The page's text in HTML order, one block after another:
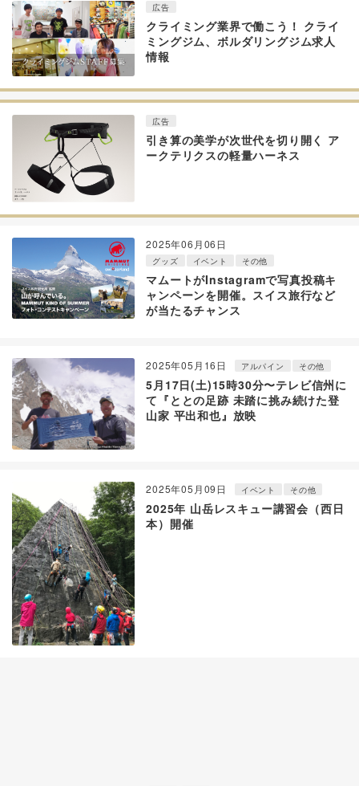
広告
クライミング業界で働こう！ クライ
ミングジム、ボルダリングジム求人
情報
広告
引き算の美学が次世代を切り開く ア
ークテリクスの軽量ハーネス
2025年06月06日
グッズ イベント その他
マムートがInstagramで写真投稿キ
ャンペーンを開催。スイス旅行など
が当たるチャンス
2025年05月16日 アルパイン その他
5月17日(土)15時30分〜テレビ信州に
て『ととの足跡 未踏に挑み続けた登
山家 平出和也』放映
2025年05月09日 イベント その他
2025年 山岳レスキュー講習会（西日
本）開催